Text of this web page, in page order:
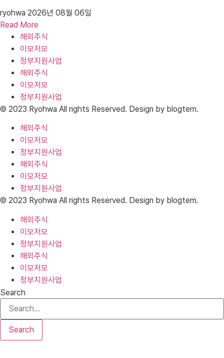
ryohwa 2026년 08월 06일
Read More
해외주식
이모저모
정부지원사업
해외주식
이모저모
정부지원사업
© 2023 Ryohwa All rights Reserved. Design by blogtem.
해외주식
이모저모
정부지원사업
해외주식
이모저모
정부지원사업
© 2023 Ryohwa All rights Reserved. Design by blogtem.
해외주식
이모저모
정부지원사업
해외주식
이모저모
정부지원사업
Search
Search